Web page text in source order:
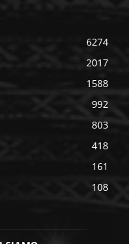
6274
2017
1588
992
803
418
161
108